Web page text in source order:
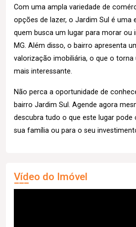
Com uma ampla variedade de
opções de lazer, o Jardim Sul é uma
quem busca um lugar para morar ou
MG. Além disso, o bairro apresenta
valorização imobiliária, o que o torna
mais interessante.
Não perca a oportunidade de
bairro Jardim Sul. Agende agora
descubra tudo o que este lugar
sua família ou para o seu
Vídeo do Imóvel